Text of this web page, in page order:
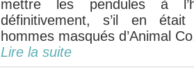
mettre les pendules à
définitivement, s’il en
hommes masqués d’Animal
Lire la suite